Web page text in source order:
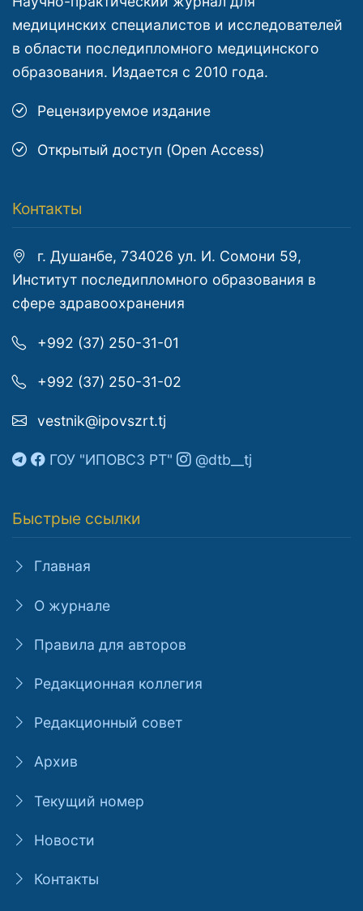
медицинских специалистов и исследователей
в области последипломного медицинского
образования. Издается с 2010 года.
Рецензируемое издание
Открытый доступ (Open Access)
Контакты
г. Душанбе, 734026 ул. И. Сомони 59,
Институт последипломного образования в
сфере здравоохранения
+992 (37) 250-31-01
+992 (37) 250-31-02
vestnik@ipovszrt.tj
ГОУ "ИПОВСЗ РТ" @dtb__tj
Быстрые ссылки
Главная
О журнале
Правила для авторов
Редакционная коллегия
Редакционный совет
Архив
Текущий номер
Новости
Контакты